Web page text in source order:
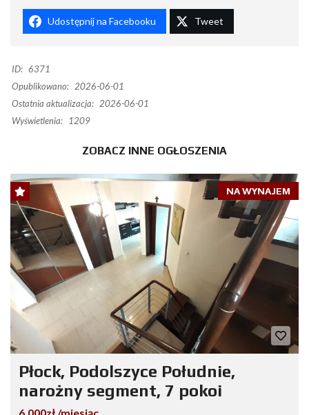
Udostępnij na Facebooku Tweet
ID: 6371
Opublikowano: 2026-06-01
Ostatnia aktualizacja: 2026-06-01
Wyświetlenia:
1209
ZOBACZ INNE OGŁOSZENIA
NA WYNAJEM
Płock, Podolszyce Południe,
narożny segment, 7 pokoi